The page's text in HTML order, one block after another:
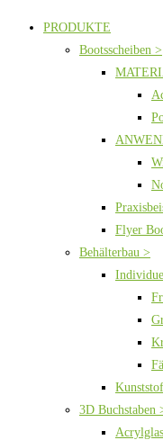
PRODUKTE
Bootsscheiben >
Flyer
Behälterbau >
3D Buchstaben
Acrylglas